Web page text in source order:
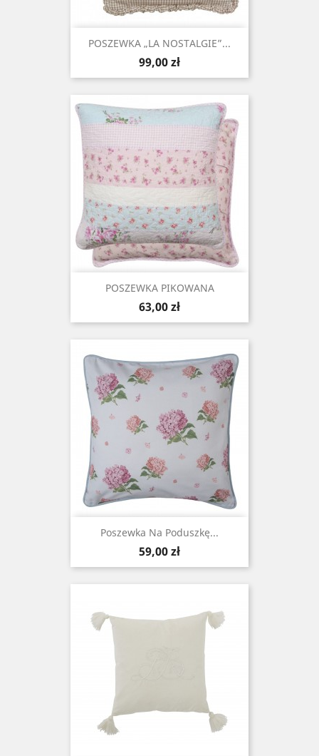
POSZEWKA „LA NOSTALGIE”...
Cena
99,00 zł
POSZEWKA PIKOWANA
Cena
63,00 zł
Poszewka Na Poduszkę...
Cena
59,00 zł